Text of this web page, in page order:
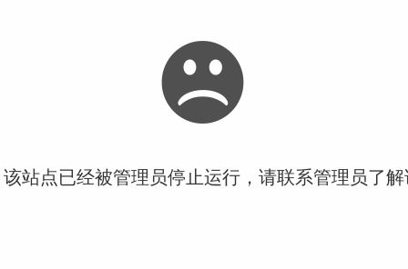
站点已经被管理员停止运行，请联系管理员了